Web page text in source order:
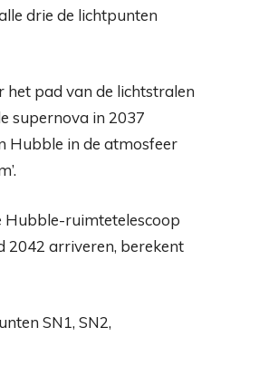
drie de lichtpunten
het pad van de lichtstralen
supernova in 2037
Hubble in de atmosfeer
Hubble-ruimtetelescoop
2042 arriveren, berekent